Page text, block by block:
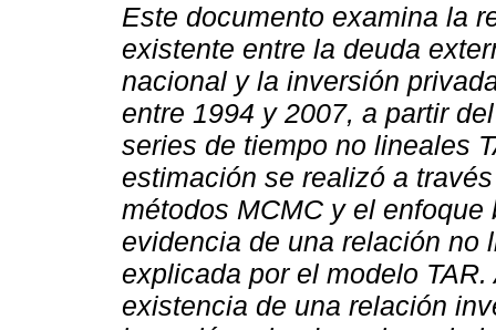
Este documento examina la
existente entre la deuda
nacional y la inversión
entre 1994 y 2007, a partir
series de tiempo no lineales
estimación se realizó a
métodos MCMC y el
evidencia de una relación no
explicada por el modelo
existencia de una relación